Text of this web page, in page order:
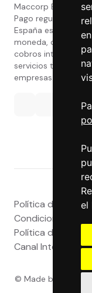
el
Maccorp Exact
Pago regulada y
España
moneda, divisas,
cobros
servicios tanto a
empresas.
Política de
Condiciones de
Política de Cookies
Canal Interno
|
© Made by